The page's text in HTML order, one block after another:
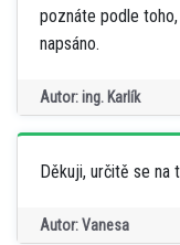
poznáte podle
napsáno.
Autor: ing. Karlík
Děkuji, určitě se na
Autor: Vanesa